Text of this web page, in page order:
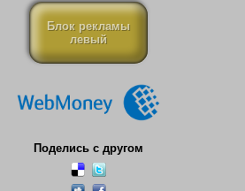
Блок рекламы
левый
Поделись с другом